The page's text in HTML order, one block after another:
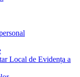
Local de Evidența a